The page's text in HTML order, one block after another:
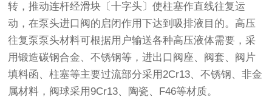
转，推动连杆经滑块〔十字头〕使柱塞作直线往复运
动，在泵头进口阀的启闭作用下达到吸排液目的。高压
往复泵泵头材料可根据用户输送各种高压液体需要，采
用锻造碳钢合金、不锈钢等，进出口阀座、阀套、阀片
填料函、柱塞等主要过流部分采用2Cr13、不锈钢、非金
属材料，阀球采用9Cr13、陶瓷、F46等材质。